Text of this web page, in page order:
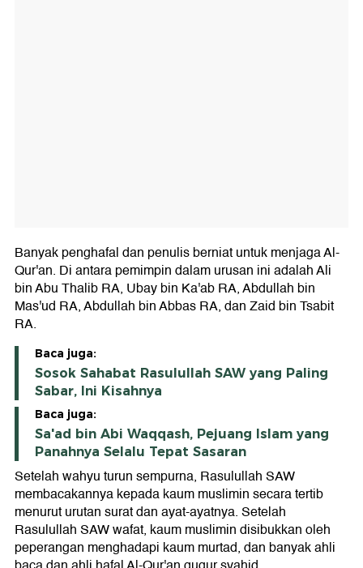
Banyak penghafal dan penulis berniat untuk menjaga Al-
Qur'an. Di antara pemimpin dalam urusan ini adalah Ali
bin Abu Thalib RA, Ubay bin Ka'ab RA, Abdullah bin
Mas'ud RA, Abdullah bin Abbas RA, dan Zaid bin Tsabit
RA.
Baca juga:
Sosok Sahabat Rasulullah SAW yang Paling
Sabar, Ini Kisahnya
Baca juga:
Sa'ad bin Abi Waqqash, Pejuang Islam yang
Panahnya Selalu Tepat Sasaran
Setelah wahyu turun sempurna, Rasulullah SAW
membacakannya kepada kaum muslimin secara tertib
menurut urutan surat dan ayat-ayatnya. Setelah
Rasulullah SAW wafat, kaum muslimin disibukkan oleh
peperangan menghadapi kaum murtad, dan banyak ahli